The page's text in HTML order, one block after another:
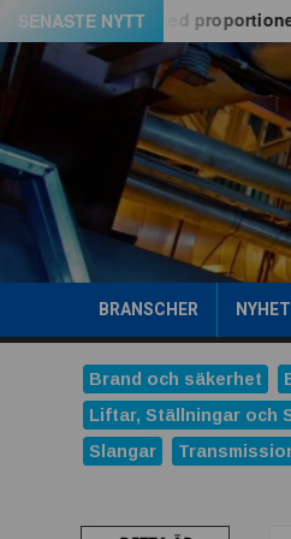
Hoppa
till
innehåll
SENASTE NYTT
serien med proportionella
BRANSCHER
Brand och säkerhet
Liftar, Ställningar och
Slangar